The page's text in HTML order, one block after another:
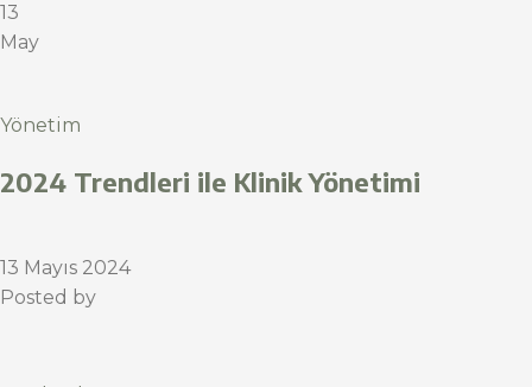
13
May
Yönetim
2024 Trendleri ile Klinik Yönetimi
13 Mayıs 2024
Posted by